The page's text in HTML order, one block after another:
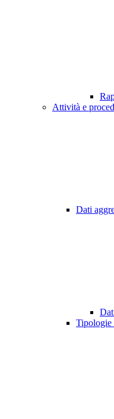
Attività e
Dati
Tipologie